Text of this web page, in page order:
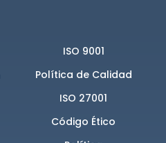
ISO 9001
Política de Calidad
ISO 27001
Código Ético
Al compartir tus
intereses y
comportamiento
nuestra web,
posibilidad de